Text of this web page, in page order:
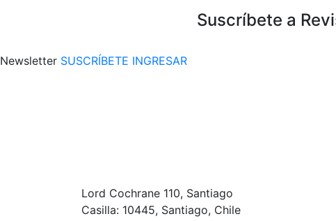
Suscríbete a
Newsletter SUSCRÍBETE INGRESAR
Lord Cochrane 110, Santiago
Casilla: 10445, Santiago, Chile